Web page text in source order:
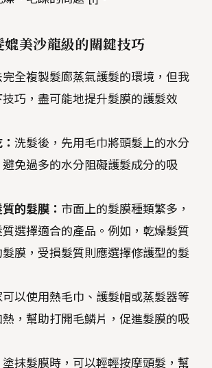
媲美沙龍級的關鍵技巧
全複製髮廊蒸氣護髮的環境，但我
巧，盡可能地提升髮膜的護髮效
洗髮後，先用毛巾將頭髮上的水分
免過多的水分阻礙護髮成分的吸
的髮膜： 市面上的髮膜種類繁多，
選擇適合的產品。例如，乾燥髮質
膜，受損髮質則應選擇修護型的髮
可以使用熱毛巾、護髮帽或蒸髮器等
，幫助打開毛鱗片，促進髮膜的吸
塗抹髮膜時，可以輕輕按摩頭髮，幫